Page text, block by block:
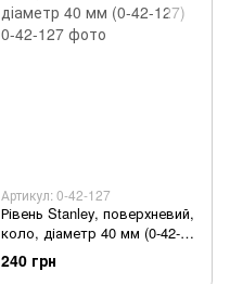
Артикул: 0-42-127
Рівень Stanley, поверхневий,
коло, діаметр 40 мм (0-42-
127)
240 грн